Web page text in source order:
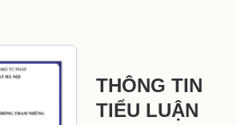
THÔNG TIN
TIỂU LUẬN